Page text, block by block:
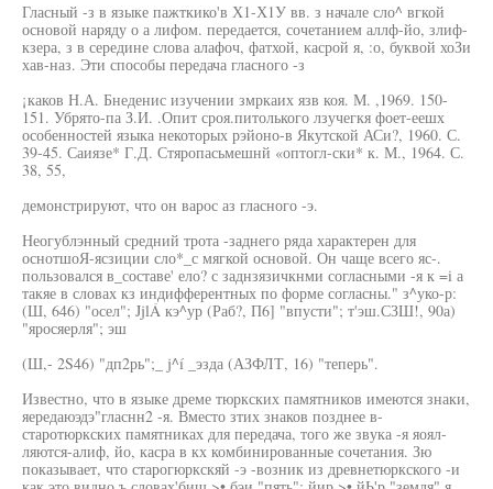
Гласный -з в языке пажткико'в Х1-Х1У вв. з начале сло^ вгкой
основой наряду о а лифом. передается, сочетанием аллф-йо, злиф-
кзера, з в середине слова алафоч, фатхой, касрой я, :о, буквой хоЗи
хав-наз. Эти способы передача гласного -з
¡каков Н.А. Бнеденис изучении змркаих язв коя. М. ,1969. 150-
151. Убрято-па З.И. .Опит сроя.питолького лзучегкя фоет-еешх
особенностей языка некоторых рэйоно-в Якутской АСи?, 1960. С.
39-45. Саиязе* Г.Д. Стяропасьмешнй «оптогл-ски* к. М., 1964. С.
38, 55,
демонстрируют, что он варос аз гласного -э.
Неогублэнный средний трота -заднего ряда характерен для
оснотшоЯ-ясзиции сло*_с мягкой основой. Он чаще всего яс-.
пользовался в_составе' ело? с заднзязичкнми согласными -я к =i а
такяе в словах кз индифферентных по форме согласны." з^уко-р:
(Ш, 646) "осел"; JjlÁ кэ^ур (Раб?, П6] "впусти"; т'эш.СЗШ!, 90а)
"яросяерля"; эш
(Ш,- 2S46) "дп2рь";_ j^í _эзда (АЗФЛТ, 16) "теперь".
Известно, что в языке дреме тюркских памятников имеются знаки,
яередаюэдэ"гласнн2 -я. Вместо зтих знаков позднее в-
старотюркских памятниках для передача, того же звука -я яоял-
ляются-алиф, йо, касра в кх комбинированные сочетания. Зю
показывает, что старогюркскяй -э -возник из древнетюркского -и